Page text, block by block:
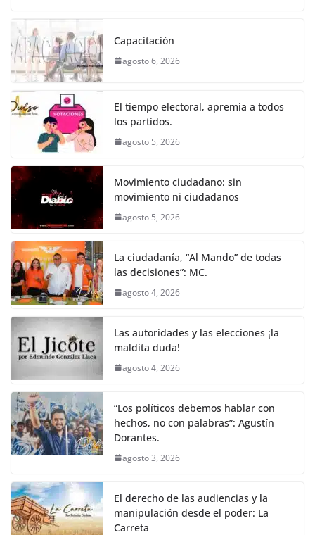
k
c
e
b
o
o
k
itt
er s
A
p
e
n
er
Capacitación
agosto 6, 2026
El tiempo electoral, apremia a todos
los partidos.
agosto 5, 2026
Movimiento ciudadano: sin
movimiento ni ciudadanos
agosto 5, 2026
La ciudadanía, “Al Mando” de todas
las decisiones”: MC.
agosto 4, 2026
Las autoridades y las elecciones ¡la
maldita duda!
agosto 4, 2026
“Los políticos debemos hablar con
hechos, no con palabras”: Agustín
Dorantes.
agosto 3, 2026
El derecho de las audiencias y la
manipulación desde el poder: La
Carreta